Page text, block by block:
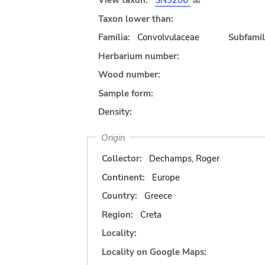
Taxon lower than:
Familia:
Convolvulaceae
Herbarium number:
Wood number:
Sample form:
Density:
Origin
Collector:
Dechamps, Roger
Continent:
Europe
Country:
Greece
Region:
Creta
Locality:
Locality on Google Maps: